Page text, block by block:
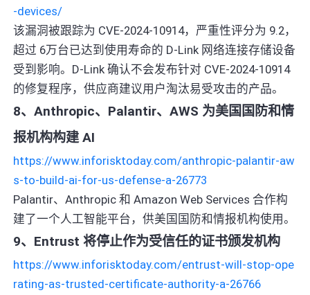
-devices/
该漏洞被跟踪为 CVE-2024-10914，严重性评分为 9.2，
超过 6万台已达到使用寿命的 D-Link 网络连接存储设备
受到影响。D-Link 确认不会发布针对 CVE-2024-10914
的修复程序，供应商建议用户淘汰易受攻击的产品。
8、Anthropic、Palantir、AWS 为美国国防和情
报机构构建 AI
https://www.inforisktoday.com/anthropic-palantir-aw
s-to-build-ai-for-us-defense-a-26773
Palantir、Anthropic 和 Amazon Web Services 合作构
建了一个人工智能平台，供美国国防和情报机构使用。
9、Entrust 将停止作为受信任的证书颁发机构
https://www.inforisktoday.com/entrust-will-stop-ope
rating-as-trusted-certificate-authority-a-26766